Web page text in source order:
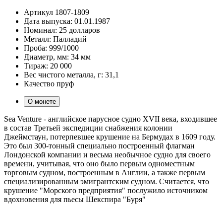
Артикул 1807-1809
Дата выпуска: 01.01.1987
Номинал: 25 долларов
Металл: Палладий
Проба: 999/1000
Диаметр, мм: 34 мм
Тираж: 20 000
Вес чистого металла, г: 31,1
Качество пруф
О монете
Sea Venture - английское парусное судно XVII века, входившее
в состав Третьей экспедиции снабжения колонии
Джеймстаун, потерпевшее крушение на Бермудах в 1609 году.
Это был 300-тонный специально построенный флагман
Лондонской компании и весьма необычное судно для своего
времени, учитывая, что оно было первым одноместным
торговым судном, построенным в Англии, а также первым
специализированным эмигрантским судном. Считается, что
крушение "Морского предприятия" послужило источником
вдохновения для пьесы Шекспира "Буря"